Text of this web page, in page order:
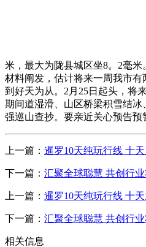
米，最大为陇县城区坐8。2毫米
材料阐发，估计将来一周我市
到好天为从。2月25日起头，将
期间道湿滑、山区桥梁积雪结
强巡山查抄。要亲近关心预告预
上一篇： 暹罗10天纯玩行线 十
下一篇： 汇聚全球聪慧 共创行
上一篇： 暹罗10天纯玩行线 十
下一篇： 汇聚全球聪慧 共创行
相关信息